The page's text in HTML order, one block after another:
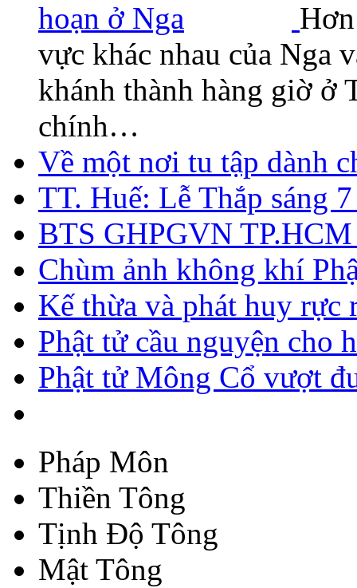
vực khác nhau của Nga
khánh thành hàng giờ ở
chính…
Về một nơi tu tập dành
TT. Huế: Lễ Thắp sáng
BTS GHPGVN
Chùm ảnh không khí
Kế thừa và phát huy rực
Phật tử cầu nguyện cho
Phật tử Mông Cổ vượt
Pháp Môn
Thiền Tông
Tịnh Độ Tông
Mật Tông